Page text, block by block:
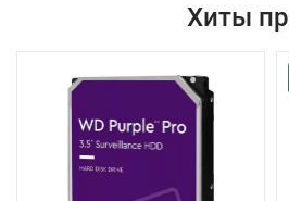
Хиты